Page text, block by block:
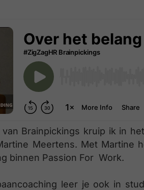
Brainpickings kruip ik in
Meertens. Met Martine
binnen Passion For Work.
leer je ook in